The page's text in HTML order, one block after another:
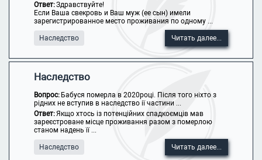
Ответ:Здравствуйте!
Если Ваша свекровь и Ваш муж (ее сын) имели
зарегистрированное место проживания по одному ...
Наследство Читать далее...
Наследство
Вопрос: Бабуся померла в 2020році. Після того ніхто з
рідних не вступив в наследство ії частини ...
Ответ:Якщо хтось із потенційних спадкоємців мав
зареєстроване місце проживання разом з померлою
станом надень її ...
Наследство Читать далее...